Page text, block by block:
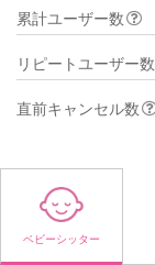
累計ユーザー数
リピートユーザー数
直前キャンセル数
ベビーシッター